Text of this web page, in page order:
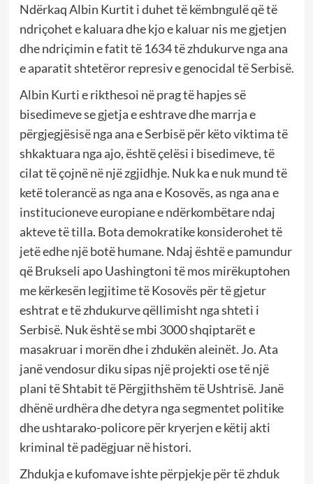
Ndërkaq Albin Kurtit i duhet të këmbngulë që të
ndriçohet e kaluara dhe kjo e kaluar nis me gjetjen
dhe ndriçimin e fatit të 1634 të zhdukurve nga ana
e aparatit shtetëror represiv e genocidal të Serbisë.
Albin Kurti e rikthesoi në prag të hapjes së
bisedimeve se gjetja e eshtrave dhe marrja e
përgjegjësisë nga ana e Serbisë për këto viktima të
shkaktuara nga ajo, është çelësi i bisedimeve, të
cilat të çojnë në një zgjidhje. Nuk ka e nuk mund të
ketë tolerancë as nga ana e Kosovës, as nga ana e
institucioneve europiane e ndërkombëtare ndaj
akteve të tilla. Bota demokratike konsiderohet të
jetë edhe një botë humane. Ndaj është e pamundur
që Brukseli apo Uashingtoni të mos mirëkuptohen
me kërkesën legjitime të Kosovës për të gjetur
eshtrat e të zhdukurve qëllimisht nga shteti i
Serbisë. Nuk është se mbi 3000 shqiptarët e
masakruar i morën dhe i zhdukën aleinët. Jo. Ata
janë vendosur diku sipas një projekti ose të një
plani të Shtabit të Përgjithshëm të Ushtrisë. Janë
dhënë urdhëra dhe detyra nga segmentet politike
dhe ushtarako-policore për kryerjen e këtij akti
kriminal të padëgjuar në histori.
Zhdukja e kufomave ishte përpjekje për të zhduk